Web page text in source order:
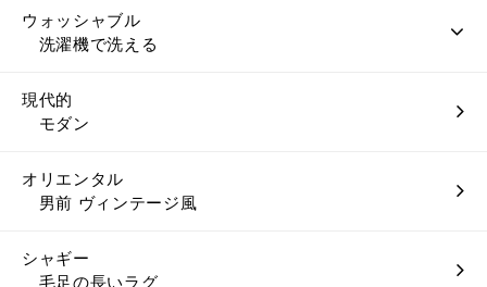
ウォッシャブル
洗濯機で洗える
現代的
モダン
オリエンタル
男前 ヴィンテージ風
シャギー
毛足の長いラグ